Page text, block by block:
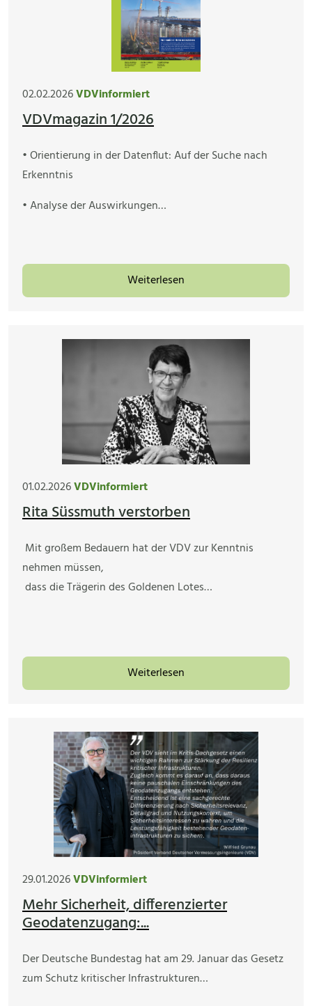
02.02.2026VDVinformiert
VDVmagazin 1/2026
• Orientierung in der Datenflut: Auf der Suche nach
Erkenntnis
• Analyse der Auswirkungen…
Weiterlesen
01.02.2026VDVinformiert
Rita Süssmuth verstorben
Mit großem Bedauern hat der VDV zur Kenntnis
nehmen müssen,
dass die Trägerin des Goldenen Lotes…
Weiterlesen
29.01.2026VDVinformiert
Mehr Sicherheit, differenzierter
Geodatenzugang:...
Der Deutsche Bundestag hat am 29. Januar das Gesetz
zum Schutz kritischer Infrastrukturen…